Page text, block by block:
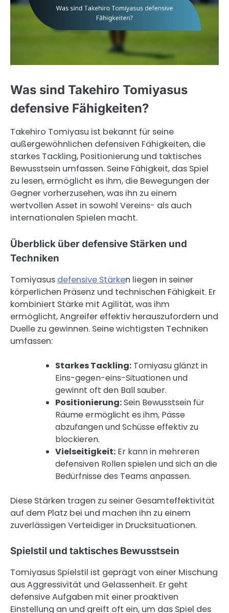
Was sind Takehiro Tomiyasus
defensive Fähigkeiten?
Takehiro Tomiyasu ist bekannt für seine
außergewöhnlichen defensiven Fähigkeiten, die
starkes Tackling, Positionierung und taktisches
Bewusstsein umfassen. Seine Fähigkeit, das Spiel
zu lesen, ermöglicht es ihm, die Bewegungen der
Gegner vorherzusehen, was ihn zu einem
wertvollen Asset in sowohl Vereins- als auch
internationalen Spielen macht.
Überblick über defensive Stärken und
Techniken
Tomiyasus defensive Stärken liegen in seiner
körperlichen Präsenz und technischen Fähigkeit. Er
kombiniert Stärke mit Agilität, was ihm
ermöglicht, Angreifer effektiv herauszufordern und
Duelle zu gewinnen. Seine wichtigsten Techniken
umfassen:
Starkes Tackling: Tomiyasu glänzt in
Eins-gegen-eins-Situationen und
gewinnt oft den Ball sauber.
Positionierung:Sein Bewusstsein für
Räume ermöglicht es ihm, Pässe
abzufangen und Schüsse effektiv zu
blockieren.
Vielseitigkeit: Er kann in mehreren
defensiven Rollen spielen und sich an die
Bedürfnisse des Teams anpassen.
Diese Stärken tragen zu seiner Gesamteffektivität
auf dem Platz bei und machen ihn zu einem
zuverlässigen Verteidiger in Drucksituationen.
Spielstil und taktisches Bewusstsein
Tomiyasus Spielstil ist geprägt von einer Mischung
aus Aggressivität und Gelassenheit. Er geht
defensive Aufgaben mit einer proaktiven
Einstellung an und greift oft ein, um das Spiel des